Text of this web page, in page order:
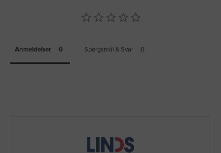
Anmeldelser Spørgsmål & Svar